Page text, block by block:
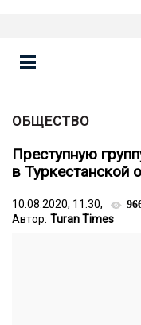
ОБЩЕСТВО
Преступную
в Туркестанской
10.08.2020, 11:30,
Автор: Turan Times